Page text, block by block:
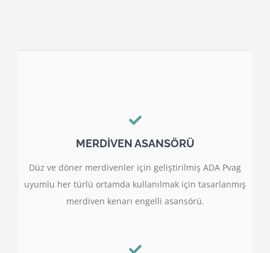
MERDİVEN ASANSÖRÜ
Düz ve döner merdivenler için geliştirilmiş ADA Pvag
uyumlu her türlü ortamda kullanılmak için tasarlanmış
merdiven kenarı engelli asansörü.